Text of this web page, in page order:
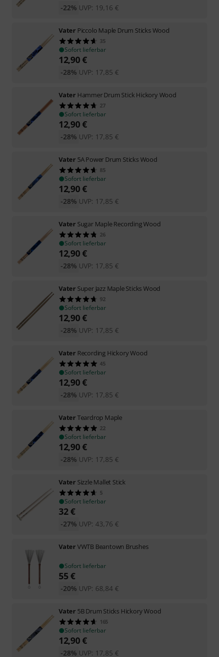
UVP: 19,16 €
-22%
Vater Piccolo Maple Drum Sticks Wood
35
Sofort lieferbar
12,90€
UVP: 17,85 €
-28%
Vater Hammer Drum Stick Hickory Wood
27
Sofort lieferbar
12,90€
UVP: 17,85 €
-28%
Vater 5A Power Drum Sticks Wood
85
Sofort lieferbar
12,90€
UVP: 17,85 €
-28%
Vater Sugar Maple Recording Wood
26
Sofort lieferbar
12,90€
UVP: 17,85 €
-28%
Vater Super Jazz Maple Sticks Wood
92
Sofort lieferbar
12,90€
UVP: 17,85 €
-28%
Vater Recording Hickory Wood
45
Sofort lieferbar
12,90€
UVP: 17,85 €
-28%
VaterTeardrop Maple
22
Sofort lieferbar
12,90€
UVP: 17,85 €
-28%
Vater Sizzle Mallet Stick
5
Sofort lieferbar
32€
UVP: 43,76 €
-27%
VaterVWTB Beantown Brushes
Sofort lieferbar
55€
UVP: 68,84 €
-20%
Vater 5B Drum Sticks Hickory Wood
165
Sofort lieferbar
12,90€
UVP: 17,85 €
-28%